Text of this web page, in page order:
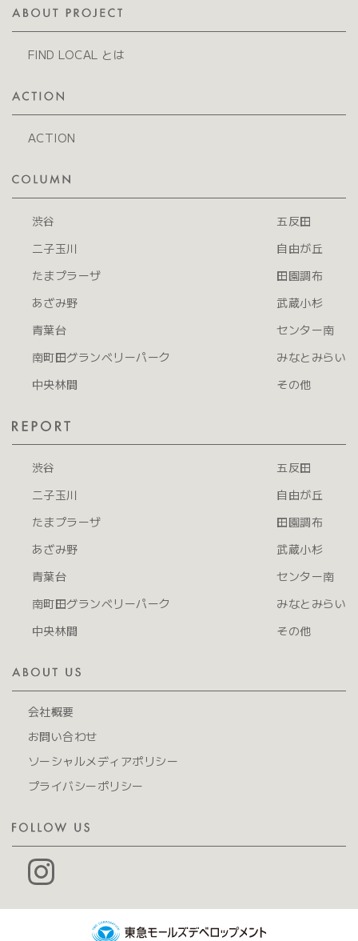
FIND LOCAL とは
ACTION
渋谷
二子玉川
たまプラーザ
あざみ野
青葉台
南町田グランベリーパーク
中央林間
五反田
自由が丘
田園調布
武蔵小杉
センター南
みなとみらい
その他
渋谷
二子玉川
たまプラーザ
あざみ野
青葉台
南町田グランベリーパーク
中央林間
五反田
自由が丘
田園調布
武蔵小杉
センター南
みなとみらい
その他
会社概要
お問い合わせ
ソーシャルメディアポリシー
プライバシーポリシー